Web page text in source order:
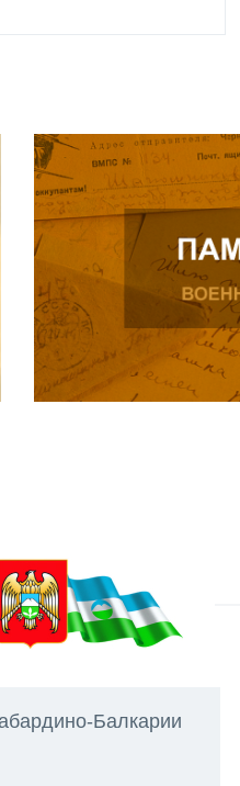
Балкарии